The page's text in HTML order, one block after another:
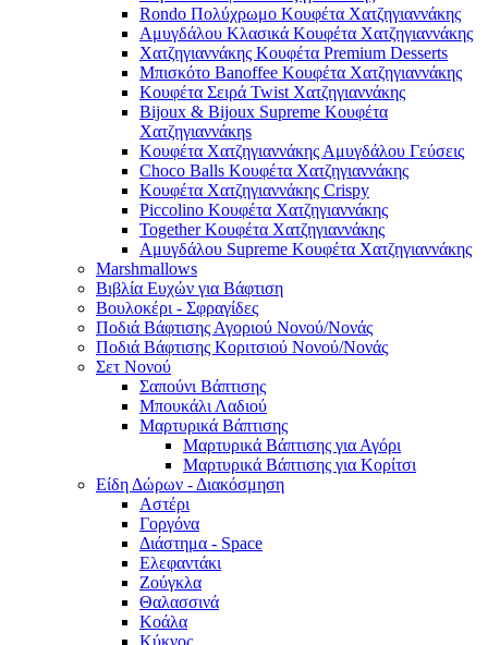
Rondo Πολύχρωμο Κουφέτα Χατζηγιαννάκης
Αμυγδάλου Κλασικά Κουφέτα Χατζηγιαννάκης
Χατζηγιαννάκης Κουφέτα Premium Desserts
Μπισκότο Banoffee Κουφέτα Χατζηγιαννάκης
Κουφέτα Σειρά Twist Χατζηγιαννάκης
Bijoux & Bijoux Supreme Κουφέτα
Χατζηγιαννάκηs
Κουφέτα Χατζηγιαννάκης Αμυγδάλου Γεύσεις
Choco Balls Κουφέτα Χατζηγιαννάκης
Κουφέτα Χατζηγιαννάκης Crispy
Piccolino Κουφέτα Χατζηγιαννάκης
Together Κουφέτα Χατζηγιαννάκης
Αμυγδάλου Supreme Κουφέτα Χατζηγιαννάκης
Marshmallows
Βιβλία Ευχών για Βάφτιση
Βουλοκέρι - Σφραγίδες
Ποδιά Βάφτισης Αγοριού Νονού/Νονάς
Ποδιά Βάφτισης Κοριτσιού Νονού/Νονάς
Σετ Νονού
Σαπούνι Βάπτισης
Μπουκάλι Λαδιού
Μαρτυρικά Βάπτισης
Μαρτυρικά Βάπτισης για Αγόρι
Μαρτυρικά Βάπτισης για Κορίτσι
Είδη Δώρων - Διακόσμηση
Αστέρι
Γοργόνα
Διάστημα - Space
Ελεφαντάκι
Ζούγκλα
Θαλασσινά
Κοάλα